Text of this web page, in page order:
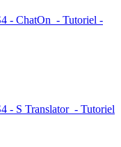
- ChatOn - Tutoriel -
- S Translator - Tutoriel